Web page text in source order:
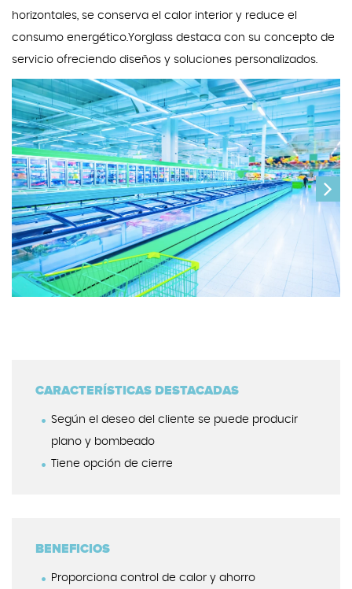
horizontales, se conserva el calor interior y reduce el
consumo energético.Yorglass destaca con su concepto de
servicio ofreciendo diseños y soluciones personalizados.
CARACTERÍSTICAS DESTACADAS
Según el deseo del cliente se puede producir
plano y bombeado
Tiene opción de cierre
BENEFICIOS
Proporciona control de calor y ahorro